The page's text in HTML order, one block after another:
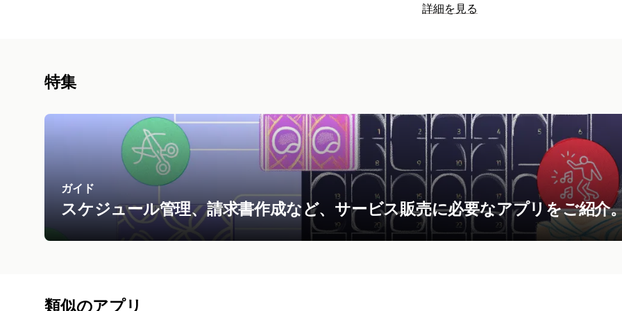
詳細を見る
特集
ガイド
スケジュール管理、請求書作成など、サービス販売に必要なアプリをご紹介
類似のアプリ